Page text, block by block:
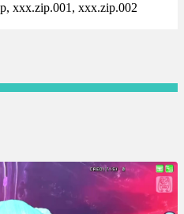
xxx.zip.001, xxx.zip.002